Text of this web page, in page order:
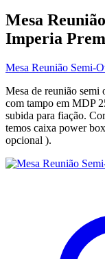
Mesa
Imperia
Mesa Reunião Semi-
Mesa de reunião semi
com tampo em MDP
subida para fiação.
temos caixa power
opcional ).